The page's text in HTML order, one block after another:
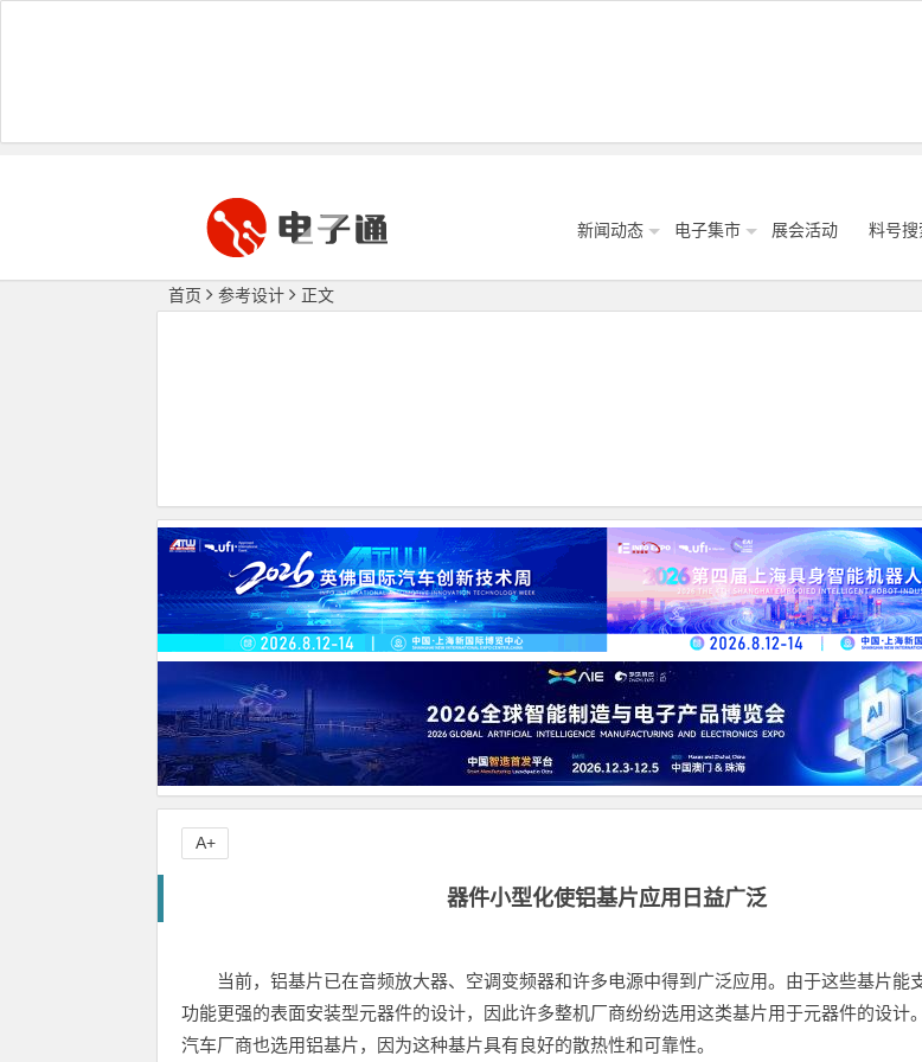
新闻动态 电子集市 展会活动 料号搜
首页 参考设计 正文
器件小型化使铝基片应用日益广泛
当前，铝基片已在音频放大器、空调变频器和许多电源中得到广泛应用。由于这些基片能
功能更强的表面安装型元器件的设计，因此许多整机厂商纷纷选用这类基片用于元器件的设计
汽车厂商也选用铝基片，因为这种基片具有良好的散热性和可靠性。
A+